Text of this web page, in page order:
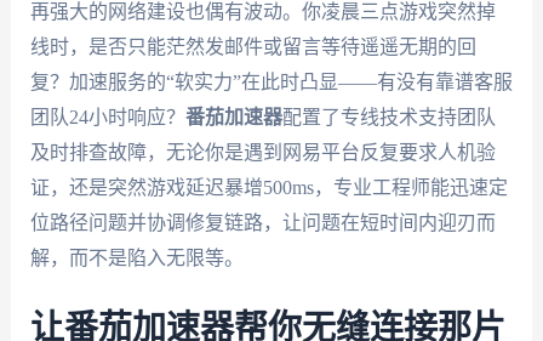
再强大的网络建设也偶有波动。你凌晨三点游戏突然掉
线时，是否只能茫然发邮件或留言等待遥遥无期的回
复？加速服务的“软实力”在此时凸显——有没有靠谱客服
团队24小时响应？ 番茄加速器配置了专线技术支持团队
及时排查故障，无论你是遇到网易平台反复要求人机验
证，还是突然游戏延迟暴增500ms，专业工程师能迅速定
位路径问题并协调修复链路，让问题在短时间内迎刃而
解，而不是陷入无限等。
让番茄加速器帮你无缝连接那片